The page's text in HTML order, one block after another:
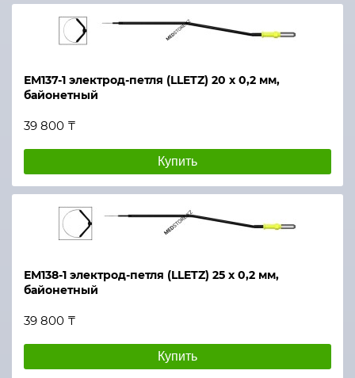
ЕМ137-1 электрод-петля (LLETZ) 20 х 0,2 мм,
байонетный
39 800 ₸
Купить
ЕМ138-1 электрод-петля (LLETZ) 25 х 0,2 мм,
байонетный
39 800 ₸
Купить